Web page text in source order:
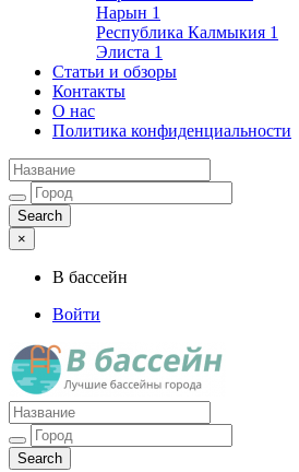
Нарын 1
Республика Калмыкия 1
Элиста 1
Статьи и обзоры
Контакты
О нас
Политика конфиденциальности
×
В бассейн
Войти
Лучшие бассейны города